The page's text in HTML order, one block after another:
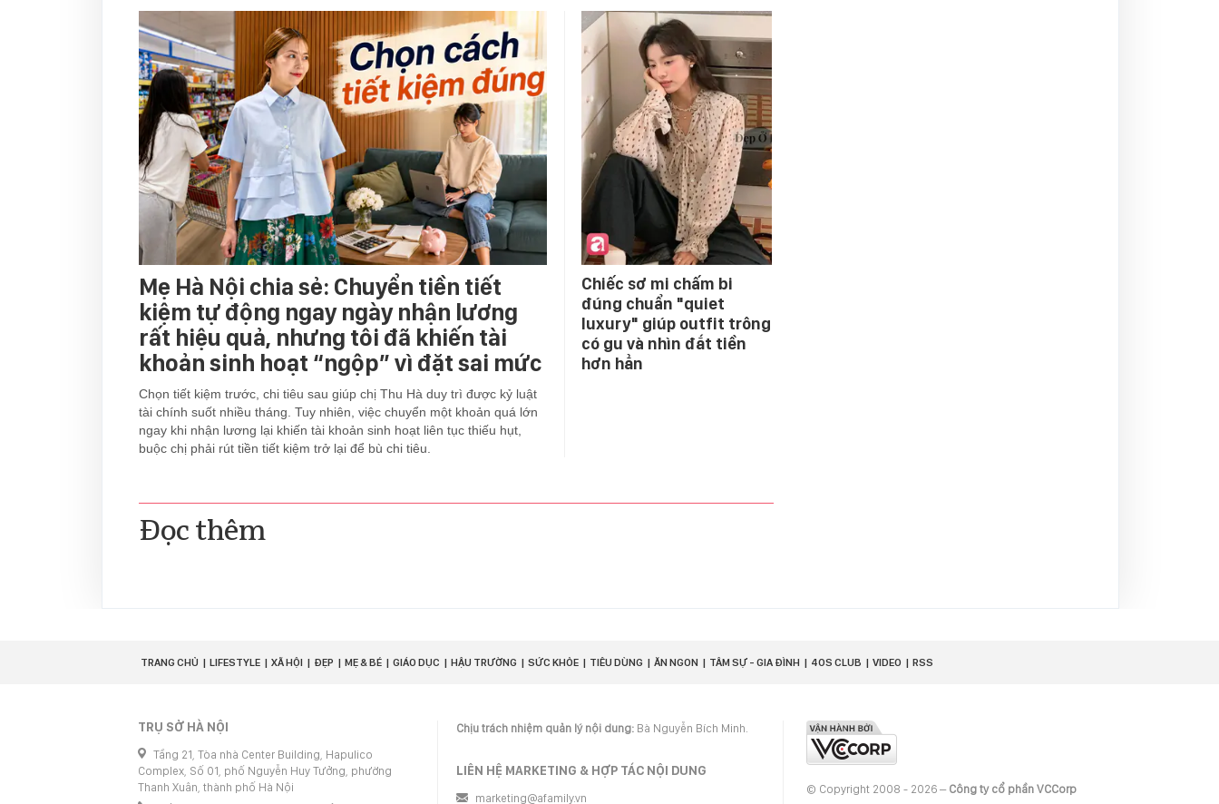
Mẹ Hà Nội chia sẻ: Chuyển tiền tiết
kiệm tự động ngay ngày nhận lương
rất hiệu quả, nhưng tôi đã khiến tài
khoản sinh hoạt “ngộp” vì đặt sai mức
Chọn tiết kiệm trước, chi tiêu sau giúp chị Thu Hà duy trì được kỷ luật
tài chính suốt nhiều tháng. Tuy nhiên, việc chuyển một khoản quá lớn
ngay khi nhận lương lại khiến tài khoản sinh hoạt liên tục thiếu hụt,
buộc chị phải rút tiền tiết kiệm trở lại để bù chi tiêu.
Chiếc sơ mi chấm bi
đúng chuẩn "quiet
luxury" giúp outfit trông
có gu và nhìn đắt tiền
hơn hẳn
Đọc thêm
TRANG CHỦ LIFESTYLE XÃ HỘI ĐẸP MẸ & BÉ GIÁO DỤC HẬU TRƯỜNG SỨC KHỎE TIÊU DÙNG ĂN NGON TÂM SỰ - GIA ĐÌNH 40S CLUB VIDEO RSS
TRỤ SỞ HÀ NỘI
Tầng 21, Tòa nhà Center Building, Hapulico
Complex, Số 01, phố Nguyễn Huy Tưởng, phường
Thanh Xuân, thành phố Hà Nội
Chịu trách nhiệm quản lý nội dung: Bà Nguyễn Bích Minh.
LIÊN HỆ MARKETING & HỢP TÁC NỘI DUNG
marketing@afamily.vn
© Copyright 2008 - 2026 – Công ty cổ phần VCCorp